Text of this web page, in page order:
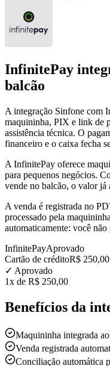
InfinitePay
balcão
A integração Sinfone com
maquininha, PIX e link de
assistência técnica. O
financeiro e o caixa fecha
A InfinitePay oferece
para pequenos negócios.
vende no balcão, o valor já
A venda é registrada no
processado pela
automaticamente: você
InfinitePayAprovado
Cartão de créditoR$ 250,00
✓ Aprovado
1x de R$ 250,00
Benefícios da
Maquininha integrada
Venda registrada
Conciliação automática